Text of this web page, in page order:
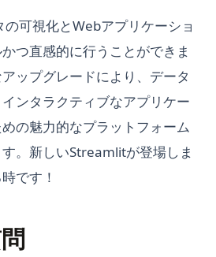
可視化とWebアプリケーショ
つ直感的に行うことができま
ップグレードにより、データ
ンタラクティブなアプリケー
の魅力的なプラットフォーム
。新しいStreamlitが登場しま
です！